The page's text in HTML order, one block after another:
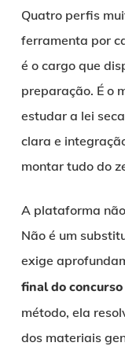
Quatro perfis
ferramenta por
é o cargo que
preparação. É o
estudar a lei
clara e
montar tudo do
A plataforma
Não é um
exige
final do concurso
método, ela
dos materiais